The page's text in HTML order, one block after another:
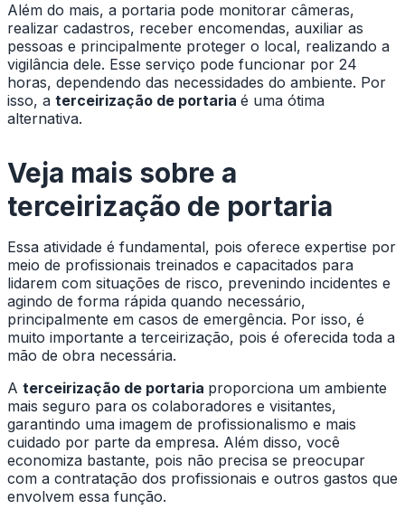
Além do mais, a portaria pode monitorar câmeras,
realizar cadastros, receber encomendas, auxiliar as
pessoas e principalmente proteger o local, realizando a
vigilância dele. Esse serviço pode funcionar por 24
horas, dependendo das necessidades do ambiente. Por
isso, a terceirização de portaria é uma ótima
alternativa.
Veja mais sobre a
terceirização de portaria
Essa atividade é fundamental, pois oferece expertise por
meio de profissionais treinados e capacitados para
lidarem com situações de risco, prevenindo incidentes e
agindo de forma rápida quando necessário,
principalmente em casos de emergência. Por isso, é
muito importante a terceirização, pois é oferecida toda a
mão de obra necessária.
A terceirização de portaria proporciona um ambiente
mais seguro para os colaboradores e visitantes,
garantindo uma imagem de profissionalismo e mais
cuidado por parte da empresa. Além disso, você
economiza bastante, pois não precisa se preocupar
com a contratação dos profissionais e outros gastos que
envolvem essa função.